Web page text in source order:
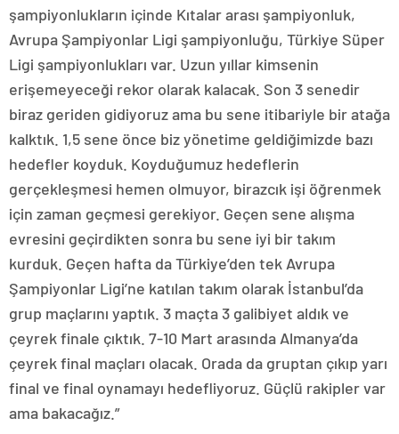
şampiyonlukların içinde Kıtalar arası şampiyonluk,
Avrupa Şampiyonlar Ligi şampiyonluğu, Türkiye Süper
Ligi şampiyonlukları var. Uzun yıllar kimsenin
erişemeyeceği rekor olarak kalacak. Son 3 senedir
biraz geriden gidiyoruz ama bu sene itibariyle bir atağa
kalktık. 1,5 sene önce biz yönetime geldiğimizde bazı
hedefler koyduk. Koyduğumuz hedeflerin
gerçekleşmesi hemen olmuyor, birazcık işi öğrenmek
için zaman geçmesi gerekiyor. Geçen sene alışma
evresini geçirdikten sonra bu sene iyi bir takım
kurduk. Geçen hafta da Türkiye’den tek Avrupa
Şampiyonlar Ligi’ne katılan takım olarak İstanbul’da
grup maçlarını yaptık. 3 maçta 3 galibiyet aldık ve
çeyrek finale çıktık. 7-10 Mart arasında Almanya’da
çeyrek final maçları olacak. Orada da gruptan çıkıp yarı
final ve final oynamayı hedefliyoruz. Güçlü rakipler var
ama bakacağız.”